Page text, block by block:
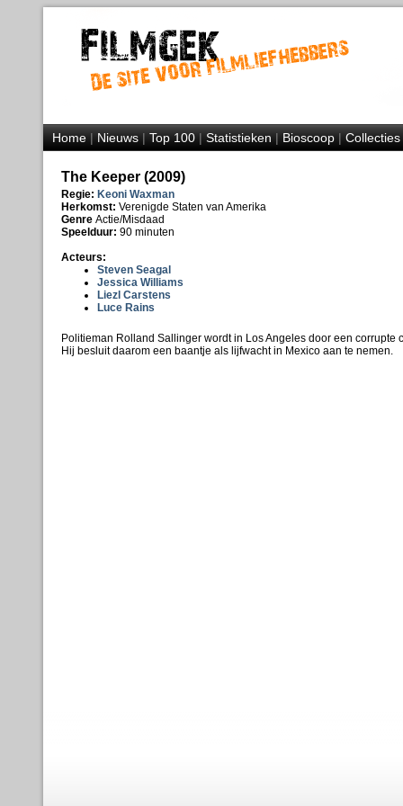
Home|Nieuws|Top 100|Statistieken|Bioscoop|Collecties
The Keeper (2009)
Regie: Keoni Waxman
Herkomst: Verenigde Staten van Amerika
Genre Actie/Misdaad
Speelduur: 90 minuten
Acteurs:
Steven Seagal
Jessica Williams
Liezl Carstens
Luce Rains
Politieman Rolland Sallinger wordt in Los Angeles door een corrupte
Hij besluit daarom een baantje als lijfwacht in Mexico aan te nemen.